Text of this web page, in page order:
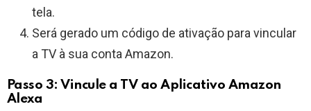
tela.
Será gerado um código de ativação para vincular
a TV à sua conta Amazon.
Passo 3: Vincule a TV ao Aplicativo Amazon
Alexa